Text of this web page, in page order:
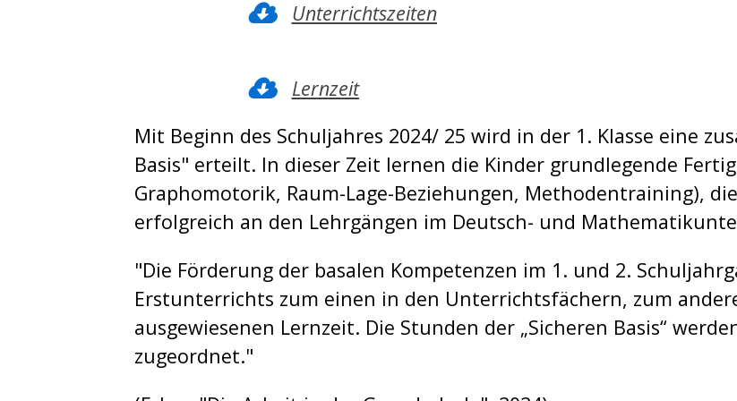
Unterrichtszeiten
Lernzeit
Mit Beginn des Schuljahres 2024/ 25 wird in der 1. Klasse eine
Basis" erteilt. In dieser Zeit lernen die Kinder grundlegende
Graphomotorik, Raum-Lage-Beziehungen, Methodentraining),
erfolgreich an den Lehrgängen im Deutsch- und
"Die Förderung der basalen Kompetenzen im 1. und 2.
Erstunterrichts zum einen in den Unterrichtsfächern, zum
ausgewiesenen Lernzeit. Die Stunden der „Sicheren Basis“
zugeordnet."